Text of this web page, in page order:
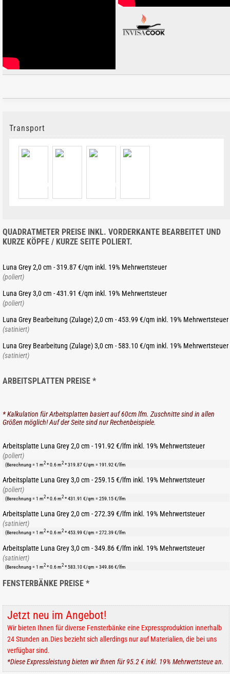
Transport
QUADRATMETER PREISE INKL. VORDERKANTE BEARBEITET UND
KURZE KÖPFE / KURZE SEITE POLIERT.
Luna Grey 2,0 cm - 319.87 €/qm inkl. 19% Mehrwertsteuer
(poliert)
Luna Grey 3,0 cm - 431.91 €/qm inkl. 19% Mehrwertsteuer
(poliert)
Luna Grey Bearbeitung (Zulage) 2,0 cm - 453.99 €/qm inkl. 19% Mehrwertsteuer
(satiniert)
Luna Grey Bearbeitung (Zulage) 3,0 cm - 583.10 €/qm inkl. 19% Mehrwertsteuer
(satiniert)
ARBEITSPLATTEN PREISE *
* Kalkulation für Arbeitsplatten basiert auf 60cm lfm. Zuschnitte sind in allen
Größen möglich! Auf der Seite sind nur Rechenbeispiele.
Arbeitsplatte Luna Grey 2,0 cm - 191.92 €/lfm inkl. 19% Mehrwertsteuer
(poliert)
(Berechnung = 1 m2 * 0.6 m2 * 319.87 €/qm = 191.92 €/lfm
Arbeitsplatte Luna Grey 3,0 cm - 259.15 €/lfm inkl. 19% Mehrwertsteuer
(poliert)
(Berechnung = 1 m2 * 0.6 m2 * 431.91 €/qm = 259.15 €/lfm
Arbeitsplatte Luna Grey 2,0 cm - 272.39 €/lfm inkl. 19% Mehrwertsteuer
(satiniert)
(Berechnung = 1 m2 * 0.6 m2 * 453.99 €/qm = 272.39 €/lfm
Arbeitsplatte Luna Grey 3,0 cm - 349.86 €/lfm inkl. 19% Mehrwertsteuer
(satiniert)
(Berechnung = 1 m2 * 0.6 m2 * 583.10 €/qm = 349.86 €/lfm
FENSTERBÄNKE PREISE *
Jetzt neu im Angebot!
Wir bieten Ihnen für diverse Fensterbänke eine Expressproduktion innerhalb
24 Stunden an.Dies bezieht sich allerdings nur auf Materialien, die bei uns
verfügbar sind.
*Diese Expressleistung bieten wir Ihnen für 95.2 € inkl. 19% Mehrwertsteue an.